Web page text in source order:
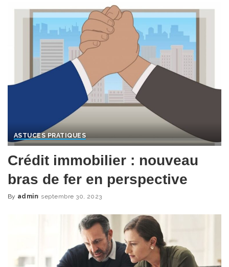
ASTUCES PRATIQUES
Crédit immobilier : nouveau
bras de fer en perspective
Posted
By admin septembre 30, 2023